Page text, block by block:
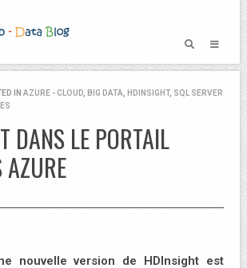
IN AZURE - CLOUD BIG DATA HDINSIGHT, SQL SERVER
DANS LE PORTAIL
nouvelle version de HDInsight est